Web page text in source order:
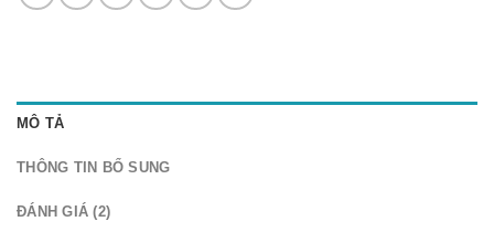
MÔ TẢ
THÔNG TIN BỔ SUNG
ĐÁNH GIÁ (2)